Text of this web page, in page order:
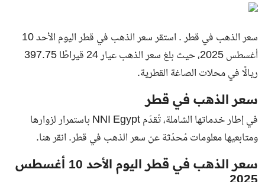
سعر الذهب في قطر . استقر سعر الذهب في قطر اليوم الأحد 10
أغسطس 2025، حيث بلغ سعر الذهب عيار 24 قيراطًا 397.75
ريالًا في محلات الصاغة القطرية.
سعر الذهب في قطر
في إطار خدماتها الشاملة، تُقدّم NNI Egypt باستمرار لزوارها
ومتابعيها معلومات مُحدّثة عن سعر الذهب في قطر. انقر هنا.
سعر الذهب في قطر اليوم الأحد 10 أغسطس
2025